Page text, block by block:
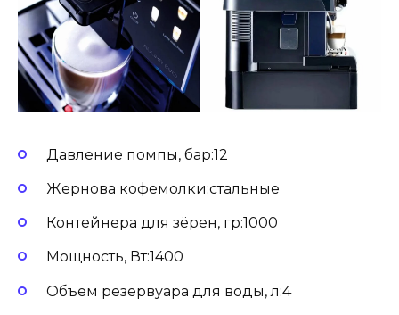
Давление помпы, бар:12
Жернова кофемолки:стальные
Контейнера для зёрен, гр:1000
Мощность, Вт:1400
Объем резервуара для воды, л:4